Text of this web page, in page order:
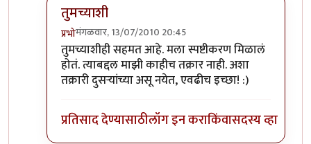
तुमच्याशी
प्रभोमंगळवार, 13/07/2010 20:45
In reply toअसं बघा...byबिपिन कार्यकर्ते
तुमच्याशीही सहमत आहे. मला स्पष्टीकरण मिळालं
होतं. त्याबद्दल माझी काहीच तक्रार नाही. अशा
तक्रारी दुसर्‍यांच्या असू नयेत, एवढीच इच्छा! :)
प्रतिसाद देण्यासाठीलॉग इन कराकिंवासदस्य व्हा